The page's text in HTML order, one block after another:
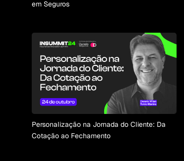
em Seguros
Personalização na Jornada do Cliente: Da
Cotação ao Fechamento